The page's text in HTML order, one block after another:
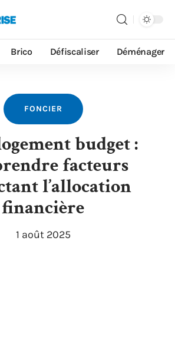
Brico Défiscaliser Déménager
FONCIER
budget :
facteurs
l’allocation
financière
1 août 2025